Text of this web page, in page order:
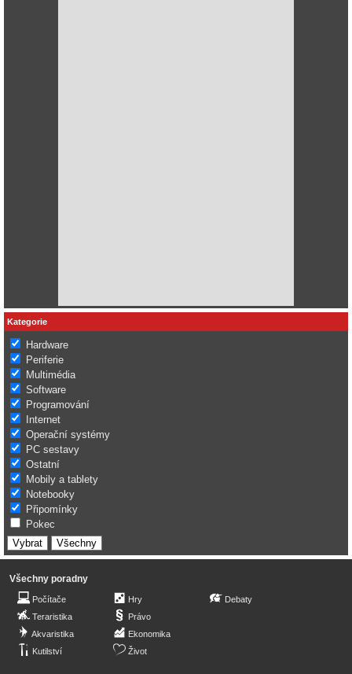
Kategorie
Hardware
Periferie
Multimédia
Software
Programování
Internet
Operační systémy
PC sestavy
Ostatní
Mobily a tablety
Notebooky
Připomínky
Pokec
Všechny poradny
Počítače
Teraristika
Akvaristika
Kutilství
Hry
Právo
Ekonomika
Život
Debaty